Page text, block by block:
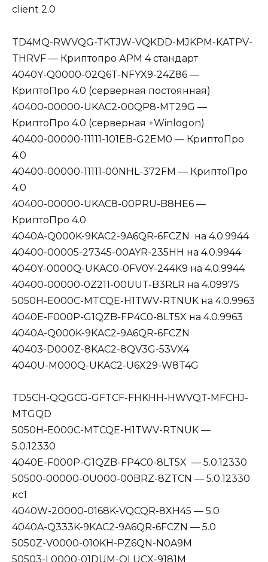
client 2.0
TD4MQ-RWVQG-TKTJW-VQKDD-MJKPM-KATPV-
THRVF — Криптопро АРМ 4 стандарт
4040Y-Q0000-02Q6T-NFYX9-24Z86 —
КриптоПро 4.0 (серверная постоянная)
40400-00000-UKAC2-00QP8-MT29G —
КриптоПро 4.0 (серверная +Winlogon)
40400-00000-11111-101EB-G2EM0 — КриптоПро
4.0
40400-00000-11111-00NHL-372FM — КриптоПро
4.0
40400-00000-UKAC8-00PRU-B8HE6 —
КриптоПро 4.0
4040A-Q000K-9KAC2-9A6QR-6FCZN на 4.0.9944
40400-00005-27345-00AYR-235HH на 4.0.9944
4040Y-0000Q-UKAC0-0FV0Y-244K9 на 4.0.9944
40400-00000-0Z211-00UUT-B3RLR на 4.09975
5050H-E000C-MTCQE-H1TWV-RTNUK на 4.0.9963
4040E-F000P-G1QZB-FP4C0-8LT5X на 4.0.9963
4040A-Q000K-9KAC2-9A6QR-6FCZN
40403-D000Z-8KAC2-8QV3G-53VX4
4040U-M000Q-UKAC2-U6X29-W8T4G
TD5CH-QQGCG-GFTCF-FHKHH-HWVQT-MFCHJ-
MTGQD
5050H-E000C-MTCQE-H1TWV-RTNUK —
5.0.12330
4040E-F000P-G1QZB-FP4C0-8LT5X — 5.0.12330
50500-00000-0U000-00BRZ-8ZTCN — 5.0.12330
кс1
4040W-20000-0168K-VQCQR-8XH45 — 5.0
4040A-Q333K-9KAC2-9A6QR-6FCZN — 5.0
5050Z-V0000-010KH-PZ6QN-N0A9M
50503-L0000-01DUM-QLUCX-9181M